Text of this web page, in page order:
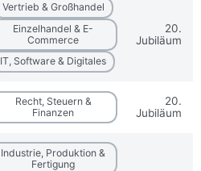
Vertrieb & Großhandel
Einzelhandel & E-
Commerce
IT, Software & Digitales
20.
Jubiläum
Recht, Steuern &
Finanzen
20.
Jubiläum
Industrie, Produktion &
Fertigung